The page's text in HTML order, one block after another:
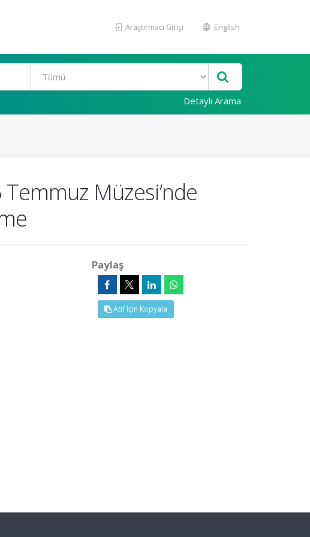
Araştırmacı Girişi English
Detaylı Arama
Temmuz Müzesi’nde
Paylaş
Atıf İçin Kopyala